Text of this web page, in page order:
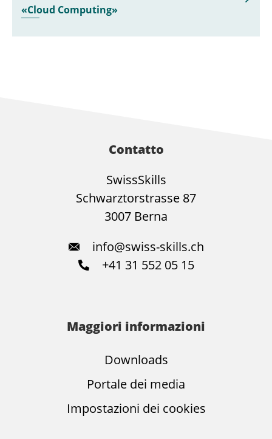
«Cloud Computing»
Contatto
SwissSkills
Schwarztorstrasse 87
3007 Berna
info@swiss-skills.ch
+41 31 552 05 15
Maggiori informazioni
Downloads
Portale dei media
Impostazioni dei cookies